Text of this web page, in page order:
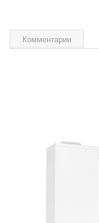
Комментарии